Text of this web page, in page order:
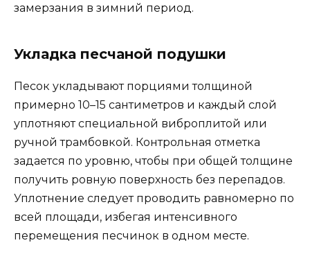
замерзания в зимний период.
Укладка песчаной подушки
Песок укладывают порциями толщиной
примерно 10–15 сантиметров и каждый слой
уплотняют специальной виброплитой или
ручной трамбовкой. Контрольная отметка
задается по уровню, чтобы при общей толщине
получить ровную поверхность без перепадов.
Уплотнение следует проводить равномерно по
всей площади, избегая интенсивного
перемещения песчинок в одном месте.